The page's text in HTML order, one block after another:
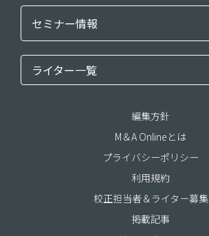
セミナー情報
ライター一覧
編集方針
M＆A Onlineとは
プライバシーポリシー
利用規約
校正担当者＆ライター募集
掲載記事